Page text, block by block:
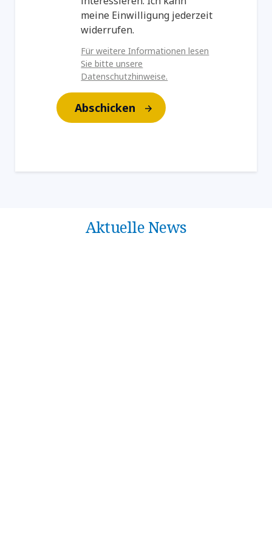
meine Einwilligung jederzeit
widerrufen.
Für weitere Informationen lesen
Sie bitte unsere
Datenschutzhinweise.
Abschicken
Aktuelle News